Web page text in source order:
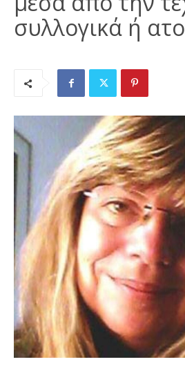
συλλογικά ή